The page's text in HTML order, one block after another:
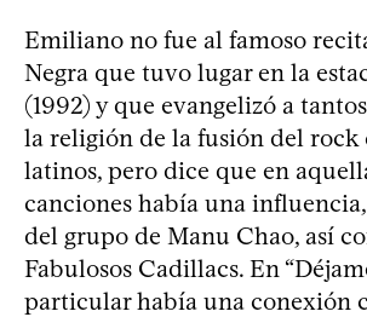
Emiliano no fue al famoso
Negra que tuvo lugar en la
(1992) y que evangelizó a
la religión de la fusión del rock
latinos, pero dice que en
canciones había una
del grupo de Manu Chao, así
Fabulosos Cadillacs. En
particular había una conexión